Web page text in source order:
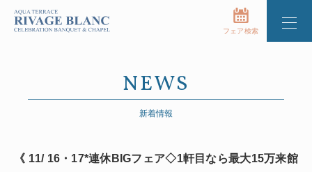
フェア検索
NEWS
新着情報
《 11/ 16・17*連休BIGフェア◇1軒目なら最大15万来館